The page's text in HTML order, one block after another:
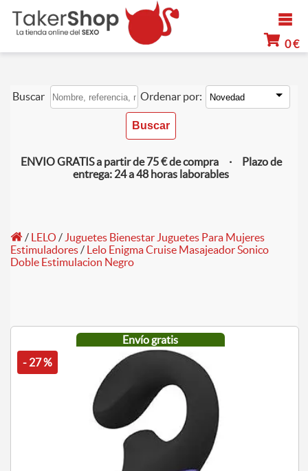
0 €
Buscar Ordenar por:
ENVIO GRATIS a partir de 75 € de compra · Plazo de
entrega: 24 a 48 horas laborables
/ LELO / Juguetes Bienestar Juguetes Para Mujeres
Estimuladores/
Lelo Enigma Cruise Masajeador Sonico
Doble Estimulacion Negro
Envío gratis
- 27 %